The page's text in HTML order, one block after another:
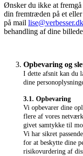
Ønsker du ikke at
din fremtræden på et
på mail lise@verbesser.dk
behandling af dine
Opbevaring og
I dette afsnit kan du
dine
3.1. Opbevaring
Vi opbevarer dine
flere af vores
givet samtykke til
Vi har sikret
for at beskytte dine
risikovurdering af